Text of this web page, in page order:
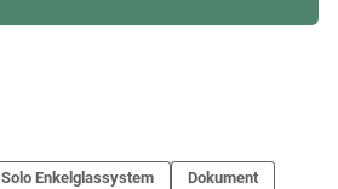
Solo Enkelglassystem Dokument